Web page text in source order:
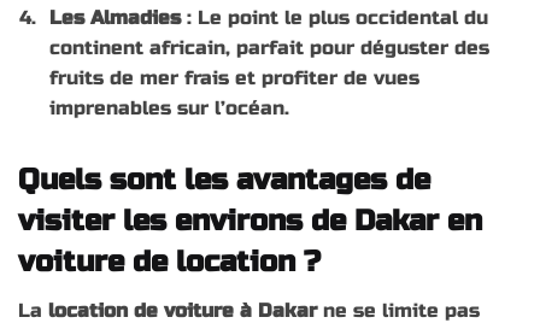
Les Almadies: Le point le plus occidental du
continent africain, parfait pour déguster des
fruits de mer frais et profiter de vues
imprenables sur l’océan.
Quels sont les avantages de
visiter les environs de Dakar en
voiture de location ?
La location de voiture à Dakarne se limite pas